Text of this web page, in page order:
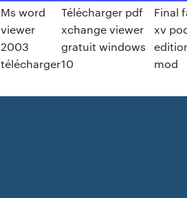
Ms word
viewer
2003
télécharger
Télécharger pdf
xchange viewer
gratuit windows
10
Final
xv
mod